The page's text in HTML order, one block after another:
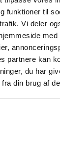
funktioner til
Vi deler
partnere kan
du har
din brug af